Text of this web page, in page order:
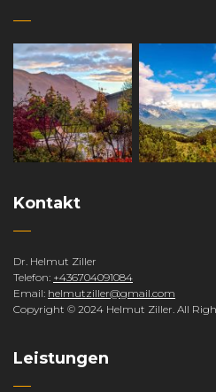
Kontakt
Dr. Helmut Ziller
Telefon: +436704091084
Email: helmutziller@gmail.com
Copyright © 2024 Helmut Ziller. All
Leistungen